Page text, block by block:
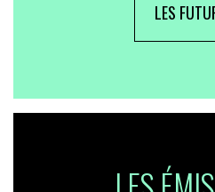
LES